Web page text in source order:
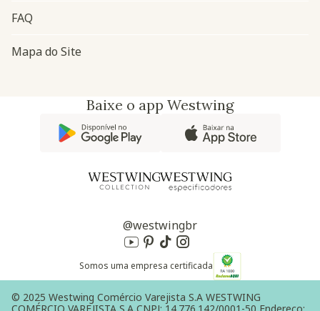
FAQ
Mapa do Site
Baixe o app Westwing
@westwingbr
Somos uma empresa certificada
© 2025 Westwing Comércio Varejista S.A WESTWING